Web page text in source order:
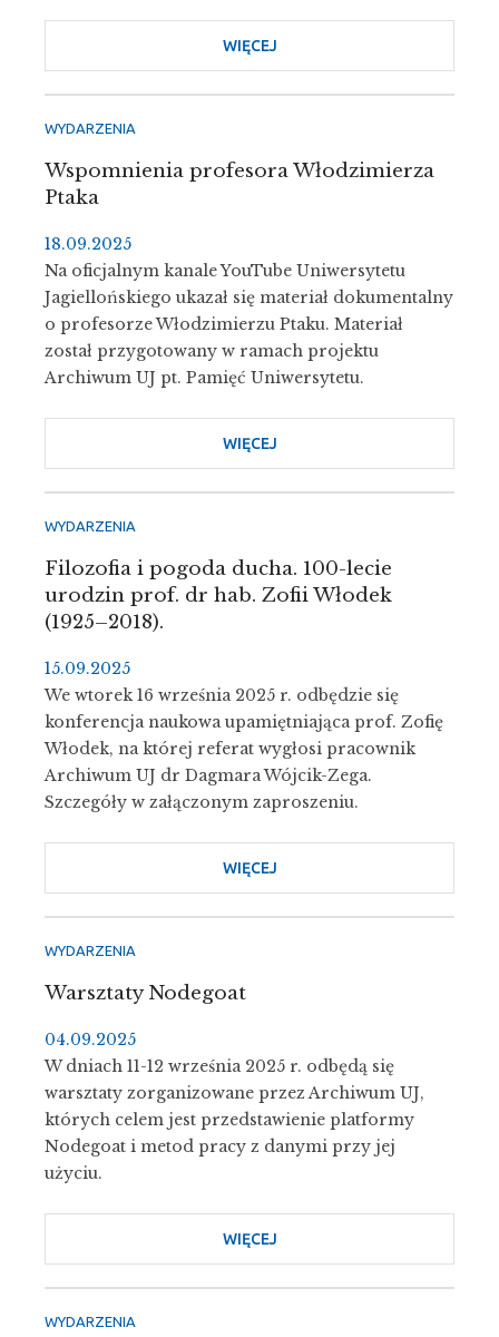
WIĘCEJ
WYSTAWA
UPAMIĘTNIAJĄCA
WŁODEK
WYDARZENIA
Wspomnienia profesora Włodzimierza
Ptaka
18.09.2025
Na oficjalnym kanale YouTube Uniwersytetu
Jagiellońskiego ukazał się materiał dokumentalny
o profesorze Włodzimierzu Ptaku. Materiał
został przygotowany w ramach projektu
Archiwum UJ pt. Pamięć Uniwersytetu.
WIĘCEJ
WSPOMNIENIA
PROFESORA
WYDARZENIA
Filozofia i pogoda ducha. 100-lecie
urodzin prof. dr hab. Zofii Włodek
(1925–2018).
15.09.2025
We wtorek 16 września 2025 r. odbędzie się
konferencja naukowa upamiętniająca prof. Zofię
Włodek, na której referat wygłosi pracownik
Archiwum UJ dr Dagmara Wójcik-Zega.
Szczegóły w załączonym zaproszeniu.
WIĘCEJ
FILOZOFIA
I
URODZIN
DR
ZOFII
(1925–
WYDARZENIA
Warsztaty Nodegoat
04.09.2025
W dniach 11-12 września 2025 r. odbędą się
warsztaty zorganizowane przez Archiwum UJ,
których celem jest przedstawienie platformy
Nodegoat i metod pracy z danymi przy jej
użyciu.
WIĘCEJ
WARSZTATY
NODEGOAT
WYDARZENIA